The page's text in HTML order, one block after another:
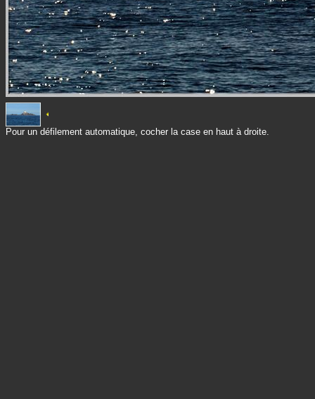
Pour un défilement automatique, cocher la case en haut à droite.